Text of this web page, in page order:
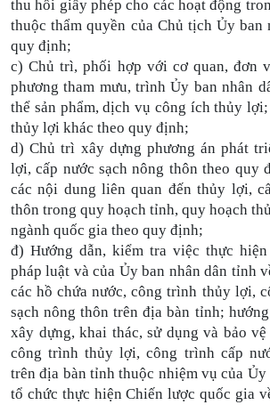
thu hồi giấy phép cho các hoạt động
thuộc thẩm quyền của Chủ tịch Ủy ban
quy định;
c) Chủ trì, phối hợp với cơ quan, đơn
phương tham mưu, trình Ủy ban nhân
thể sản phẩm, dịch vụ công ích thủy
thủy lợi khác theo quy định;
d) Chủ trì xây dựng phương án phát
lợi, cấp nước sạch nông thôn theo quy
các nội dung liên quan đến thủy lợi,
thôn trong quy hoạch tỉnh, quy hoạch
ngành quốc gia theo quy định;
đ) Hướng dẫn, kiểm tra việc thực
pháp luật và của Ủy ban nhân dân tỉnh
các hồ chứa nước, công trình thủy lợi,
sạch nông thôn trên địa bàn tỉnh;
xây dựng, khai thác, sử dụng và bảo
công trình thủy lợi, công trình cấp
trên địa bàn tỉnh thuộc nhiệm vụ của Ủy
tổ chức thực hiện Chiến lược quốc gia